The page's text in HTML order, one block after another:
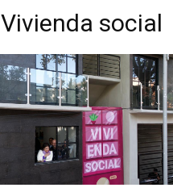
Vivienda social